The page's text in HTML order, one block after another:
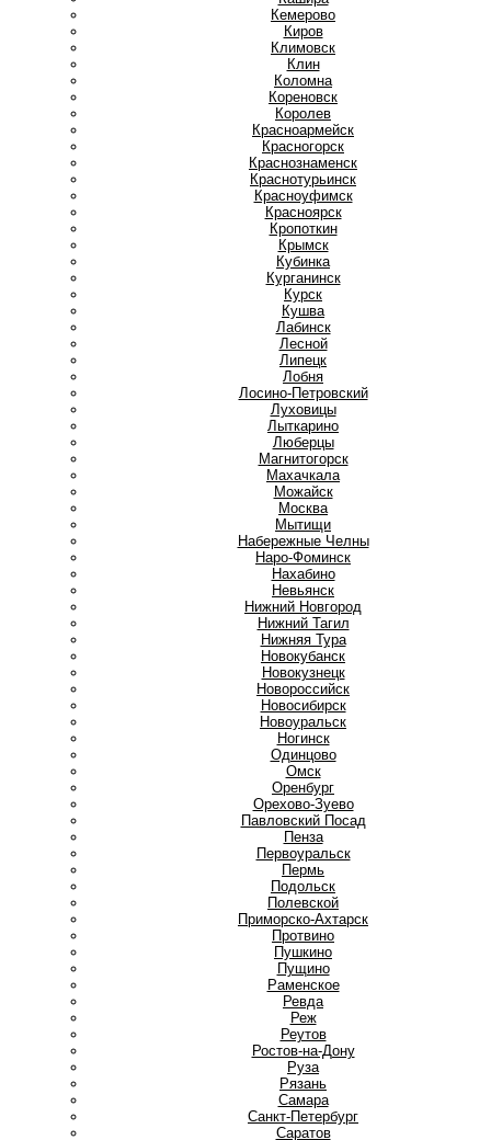
Кемерово
Киров
Климовск
Клин
Коломна
Кореновск
Королев
Красноармейск
Красногорск
Краснознаменск
Краснотурьинск
Красноуфимск
Красноярск
Кропоткин
Крымск
Кубинка
Курганинск
Курск
Кушва
Лабинск
Лесной
Липецк
Лобня
Лосино-Петровский
Луховицы
Лыткарино
Люберцы
Магнитогорск
Махачкала
Можайск
Москва
Мытищи
Набережные Челны
Наро-Фоминск
Нахабино
Невьянск
Нижний Новгород
Нижний Тагил
Нижняя Тура
Новокубанск
Новокузнецк
Новороссийск
Новосибирск
Новоуральск
Ногинск
Одинцово
Омск
Оренбург
Орехово-Зуево
Павловский Посад
Пенза
Первоуральск
Пермь
Подольск
Полевской
Приморско-Ахтарск
Протвино
Пушкино
Пущино
Раменское
Ревда
Реж
Реутов
Ростов-на-Дону
Руза
Рязань
Самара
Санкт-Петербург
Саратов